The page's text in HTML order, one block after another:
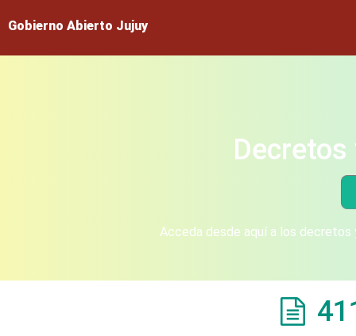
Gobierno Abierto Jujuy
Acceda desde aquí a los